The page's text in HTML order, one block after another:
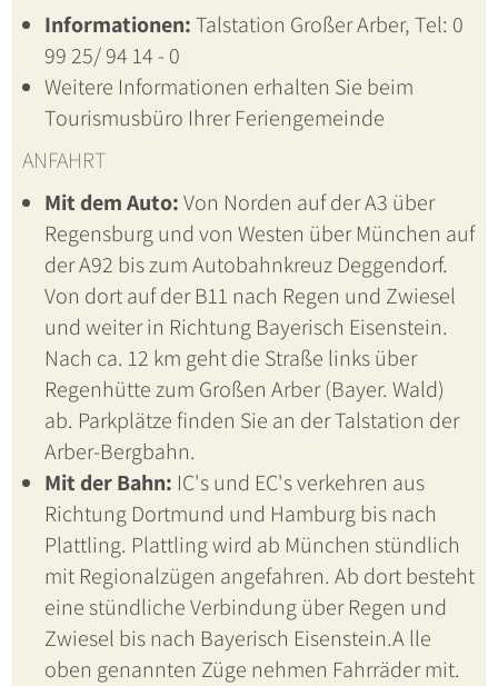
Informationen:Talstation Großer Arber, Tel: 0
99 25/ 94 14 - 0
Weitere Informationen erhalten Sie beim
Tourismusbüro Ihrer Feriengemeinde
ANFAHRT
Mit dem Auto:Von Norden auf der A3 über
Regensburg und von Westen über München auf
der A92 bis zum Autobahnkreuz Deggendorf.
Von dort auf der B11 nach Regen und Zwiesel
und weiter in Richtung Bayerisch Eisenstein.
Nach ca. 12 km geht die Straße links über
Regenhütte zum Großen Arber (Bayer. Wald)
ab. Parkplätze finden Sie an der Talstation der
Arber-Bergbahn.
Mit der Bahn: IC's und EC's verkehren aus
Richtung Dortmund und Hamburg bis nach
Plattling. Plattling wird ab München stündlich
mit Regionalzügen angefahren. Ab dort besteht
eine stündliche Verbindung über Regen und
Zwiesel bis nach Bayerisch Eisenstein.A lle
oben genannten Züge nehmen Fahrräder mit.